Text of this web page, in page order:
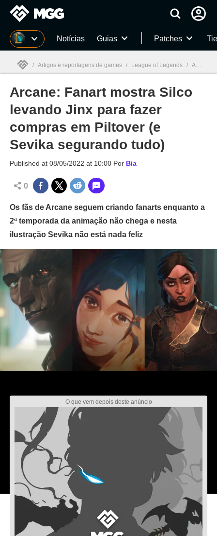
Millenium Notícias Guias Patches
Millenium
/ Artigos e reportagens de games / League of Legends / Arcane: Fanart mostra Silco levando Jinx para fazer compras em Piltover (e Sevika segurando tudo)
Arcane: Fanart mostra Silco
levando Jinx para fazer
compras em Piltover (e
Sevika segurando tudo)
Published at 08/05/2022 at 10:00 Por Bia
0
Os fãs de Arcane seguem criando fanarts enquanto a
2ª temporada da animação não chega e nesta
ilustração Sevika não está nada feliz